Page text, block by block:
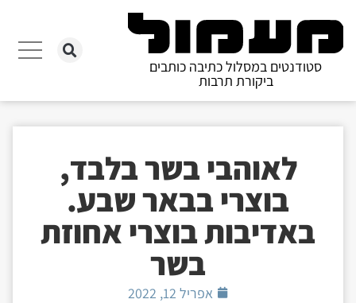
סטודנטים במסלול כתיבה כותבים
ביקורת תרבות
לאוהבי בשר בלבד,
בוצרי בבאר שבע.
באדיבות בוצרי אחוזת
בשר
אפריל 12, 2022